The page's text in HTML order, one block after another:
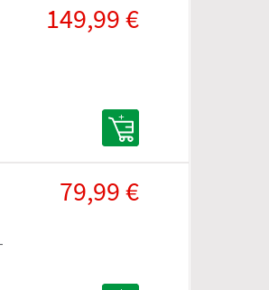
149,99 €
79,99 €